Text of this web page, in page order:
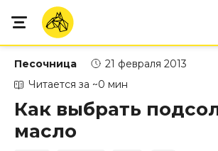
Песочница
21 февраля 2013
Читается за ~0 мин
Как выбрать
масло